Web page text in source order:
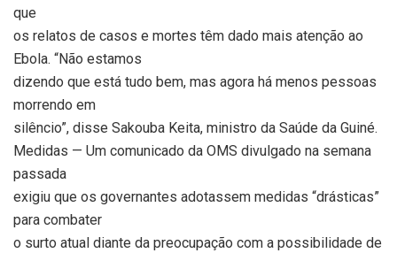
que
os relatos de casos e mortes têm dado mais atenção ao
Ebola. “Não estamos
dizendo que está tudo bem, mas agora há menos pessoas
morrendo em
silêncio”, disse Sakouba Keita, ministro da Saúde da Guiné.
Medidas — Um comunicado da OMS divulgado na semana
passada
exigiu que os governantes adotassem medidas “drásticas”
para combater
o surto atual diante da preocupação com a possibilidade de